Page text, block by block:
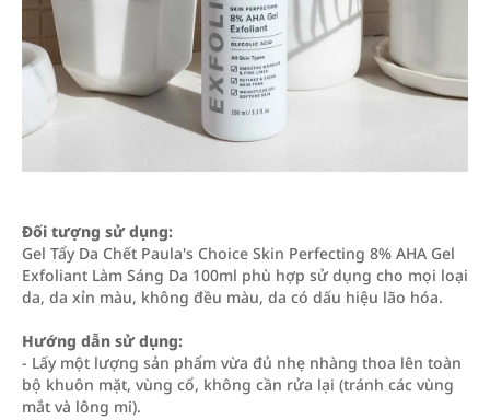
Đối tượng sử dụng:
Gel Tẩy Da Chết Paula's Choice Skin Perfecting 8% AHA Gel
Exfoliant Làm Sáng Da 100ml phù hợp sử dụng cho mọi loại
da, da xỉn màu, không đều màu, da có dấu hiệu lão hóa.
Hướng dẫn sử dụng:
- Lấy một lượng sản phẩm vừa đủ nhẹ nhàng thoa lên toàn
bộ khuôn mặt, vùng cổ, không cần rửa lại (tránh các vùng
mắt và lông mi).